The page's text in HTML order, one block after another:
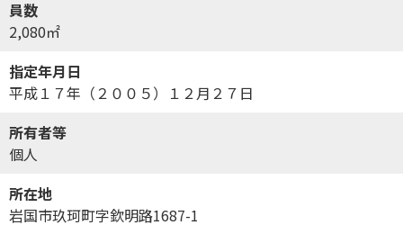
員数
2,080㎡
指定年月日
平成１７年（２００５）１２月２７日
所有者等
個人
所在地
岩国市玖珂町字欽明路1687-1